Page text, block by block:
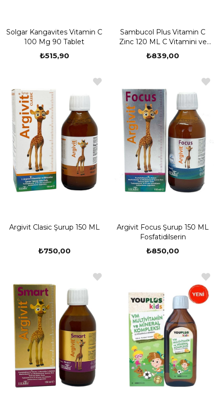
Solgar Kangavites Vitamin C
100 Mg 90 Tablet
₺515,90
Sambucol Plus Vitamin C
Zinc 120 ML C Vitamini ve
Çinko Takviyesi
₺839,00
Argivit Clasic Şurup 150 ML
₺750,00
Argivit Focus Şurup 150 ML
Fosfatidilserin
₺850,00